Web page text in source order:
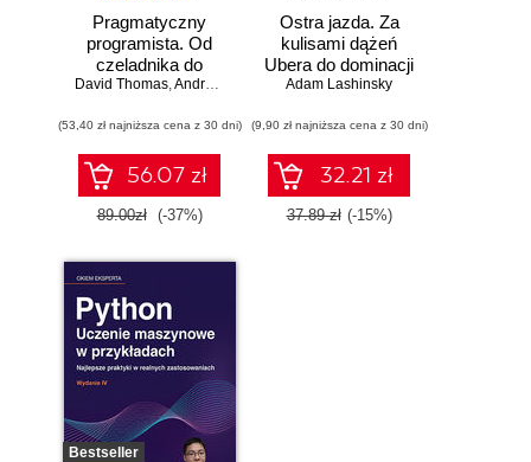
Pragmatyczny
programista. Od
czeladnika do
mistrza. Wydanie II
David Thomas,Andrew Hunt
(53,40 zł najniższa cena z 30 dni)
56.07 zł
89.00zł (-37%)
Ostra jazda. Za
kulisami dążeń
Ubera do dominacji
na świecie
Adam Lashinsky
(9,90 zł najniższa cena z 30 dni)
32.21 zł
37.89 zł (-15%)
Bestseller